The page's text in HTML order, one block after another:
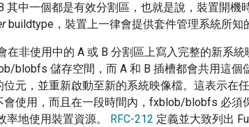
其中一個都是有效分割區，也就是說，裝置開機
buildtype，裝置上一律會提供套件管理系統所知
在非使用中的 A 或 B 分割區上寫入完整的新系
blobfs 儲存空間，而 A 和 B 插槽都會共用這個
元，並重新啟動至新的系統映像檔。這表示在
會使用，而且在一段時間內，fxblob/blobfs 必須
率地使用裝置資源。 RFC-212 定義並大致列出